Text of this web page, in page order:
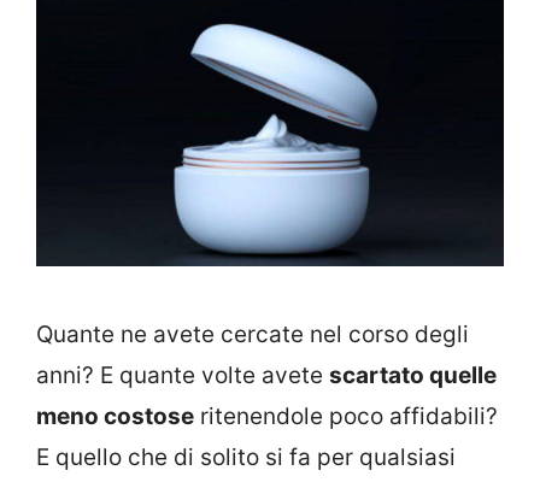
Quante ne avete cercate nel corso degli
anni? E quante volte avete scartato quelle
meno costose ritenendole poco affidabili?
E quello che di solito si fa per qualsiasi